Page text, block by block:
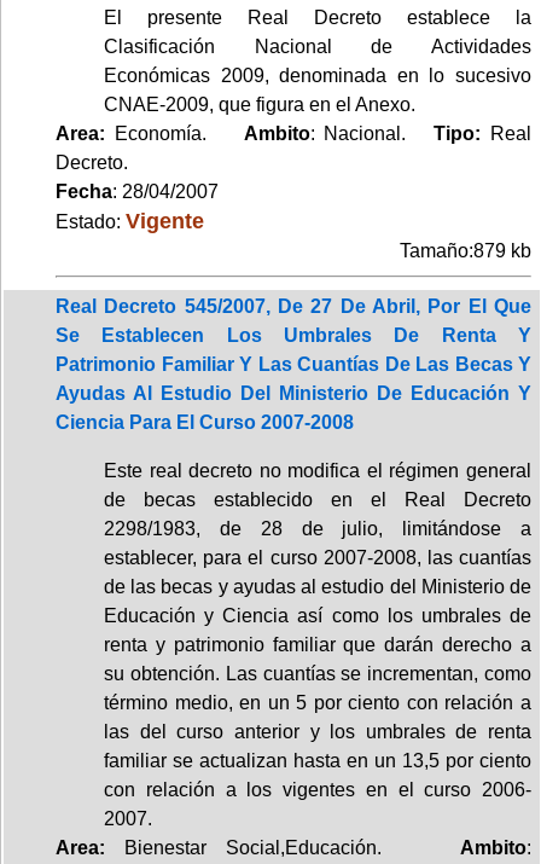
El presente Real Decreto establece la
Clasificación Nacional de Actividades
Económicas 2009, denominada en lo sucesivo
CNAE-2009, que figura en el Anexo.
Area: Economía. Ambito: Nacional.Tipo:
Real
Decreto.
Fecha: 28/04/2007
Estado: Vigente
Tamaño:879 kb
Real Decreto 545/2007, De 27 De Abril, Por El Que
Se Establecen Los Umbrales De Renta Y
Patrimonio Familiar Y Las Cuantías De Las Becas Y
Ayudas Al Estudio Del Ministerio De Educación Y
Ciencia Para El Curso 2007-2008
Este real decreto no modifica el régimen general
de becas establecido en el Real Decreto
2298/1983, de 28 de julio, limitándose a
establecer, para el curso 2007-2008, las cuantías
de las becas y ayudas al estudio del Ministerio de
Educación y Ciencia así como los umbrales de
renta y patrimonio familiar que darán derecho a
su obtención. Las cuantías se incrementan, como
término medio, en un 5 por ciento con relación a
las del curso anterior y los umbrales de renta
familiar se actualizan hasta en un 13,5 por ciento
con relación a los vigentes en el curso 2006-
2007.
Area: Bienestar Social,Educación. Ambito: